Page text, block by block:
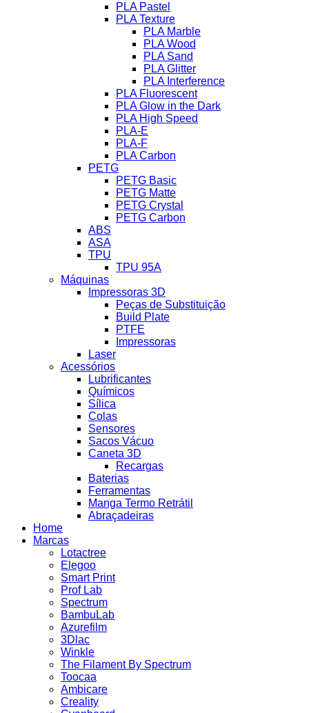
PLA Pastel
PLA Texture
PLA Marble
PLA Wood
PLA Sand
PLA Glitter
PLA Interference
PLA Fluorescent
PLA Glow in the Dark
PLA High Speed
PLA-E
PLA-F
PLA Carbon
PETG
PETG Basic
PETG Matte
PETG Crystal
PETG Carbon
ABS
ASA
TPU
TPU 95A
Máquinas
Impressoras 3D
Peças de Substituição
Build Plate
PTFE
Impressoras
Laser
Acessórios
Lubrificantes
Químicos
Sílica
Colas
Sensores
Sacos Vácuo
Caneta 3D
Recargas
Baterias
Ferramentas
Manga Termo Retrátil
Abraçadeiras
Home
Marcas
Lotactree
Elegoo
Smart Print
Prof Lab
Spectrum
BambuLab
Azurefilm
3Dlac
Winkle
The Filament By Spectrum
Toocaa
Ambicare
Creality